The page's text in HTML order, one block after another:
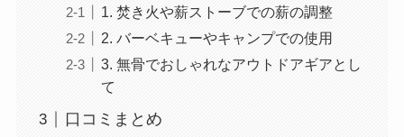
1. 焚き火や薪ストーブでの薪の調整
2. バーベキューやキャンプでの使用
3. 無骨でおしゃれなアウトドアギアとし
て
口コミまとめ